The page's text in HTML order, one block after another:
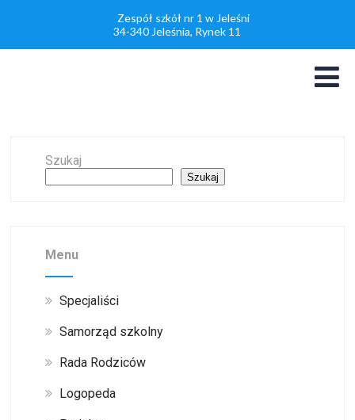
Zespół szkół nr 1 w Jeleśni
34-340 Jeleśnia, Rynek 11
Szukaj
Szukaj
Menu
Specjaliści
Samorząd szkolny
Rada Rodziców
Logopeda